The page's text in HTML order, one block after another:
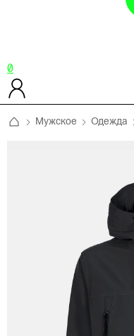
0
Мужское Одежда